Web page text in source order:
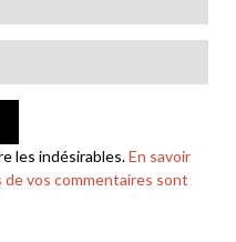
les indésirables.En savoir
vos commentaires sont